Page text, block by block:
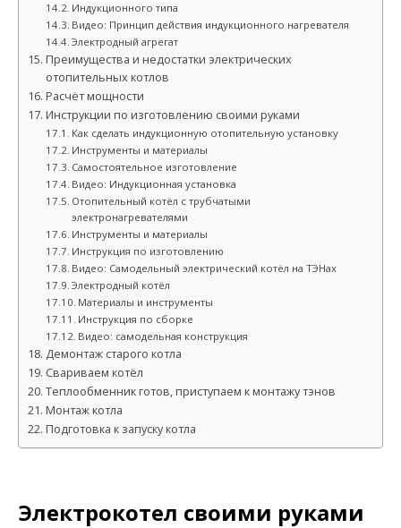
Индукционного типа
Видео: Принцип действия индукционного нагревателя
Электродный агрегат
Преимущества и недостатки электрических
отопительных котлов
Расчёт мощности
Инструкции по изготовлению своими руками
Как сделать индукционную отопительную установку
Инструменты и материалы
Самостоятельное изготовление
Видео: Индукционная установка
Отопительный котёл с трубчатыми
электронагревателями
Инструменты и материалы
Инструкция по изготовлению
Видео: Самодельный электрический котёл на ТЭНах
Электродный котёл
Материалы и инструменты
Инструкция по сборке
Видео: самодельная конструкция
Демонтаж старого котла
Свариваем котёл
Теплообменник готов, приступаем к монтажу тэнов
Монтаж котла
Подготовка к запуску котла
Электрокотел своими руками